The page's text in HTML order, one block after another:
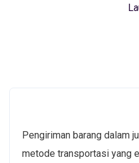
Pengiriman barang dalam
metode transportasi yang